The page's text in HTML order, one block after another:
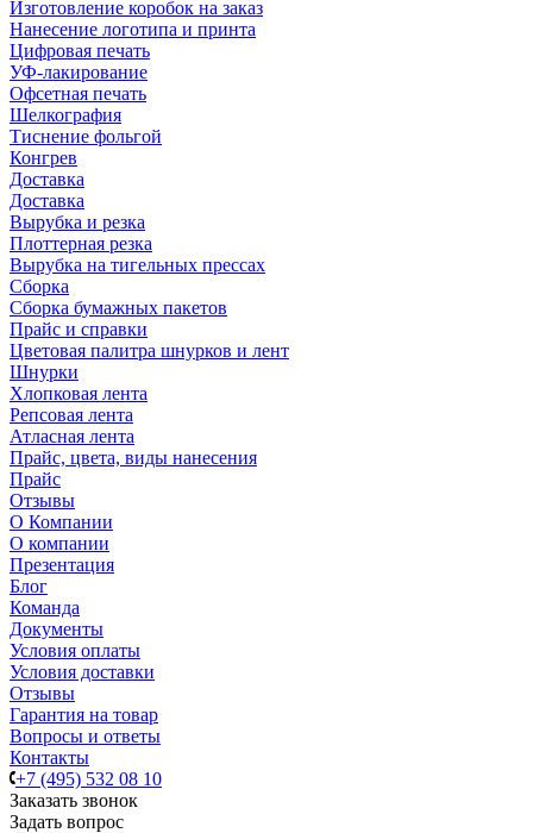
Изготовление коробок на заказ
Нанесение логотипа и принта
Цифровая печать
УФ-лакирование
Офсетная печать
Шелкография
Тиснение фольгой
Конгрев
Доставка
Доставка
Вырубка и резка
Плоттерная резка
Вырубка на тигельных прессах
Сборка
Сборка бумажных пакетов
Прайс и справки
Цветовая палитра шнурков и лент
Шнурки
Хлопковая лента
Репсовая лента
Атласная лента
Прайс, цвета, виды нанесения
Прайс
Отзывы
О Компании
О компании
Презентация
Блог
Команда
Документы
Условия оплаты
Условия доставки
Отзывы
Гарантия на товар
Вопросы и ответы
Контакты
+7 (495) 532 08 10
Заказать звонок
Задать вопрос